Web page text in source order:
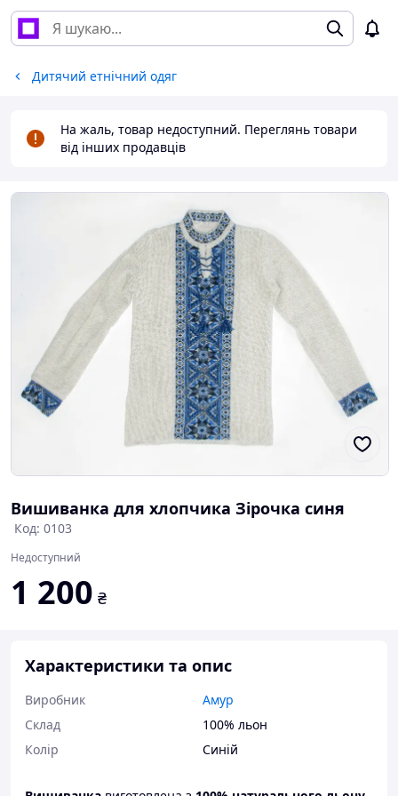
Дитячий етнічний одяг
На жаль, товар недоступний. Переглянь товари
від інших продавців
Вишиванка для хлопчика Зірочка синя
Код: 0103
Недоступний
1 200 ₴
Характеристики та опис
Виробник
Амур
Склад
100% льон
Колір
Синій